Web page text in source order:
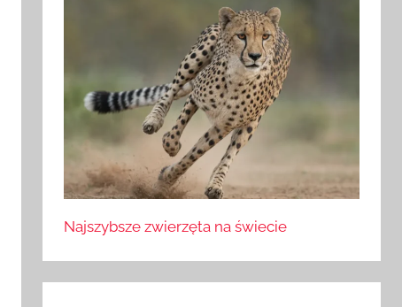
Najszybsze zwierzęta na świecie